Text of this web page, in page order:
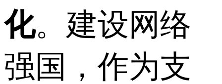
化。建设网络
强国，作为支